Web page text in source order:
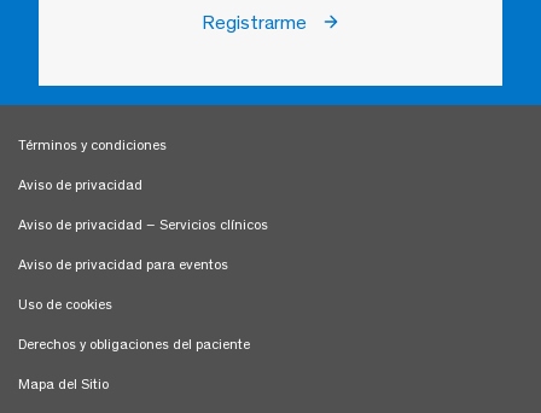
Registrarme
Términos y condiciones
Aviso de privacidad
Aviso de privacidad – Servicios clínicos
Aviso de privacidad para eventos
Uso de cookies
Derechos y obligaciones del paciente
Mapa del Sitio